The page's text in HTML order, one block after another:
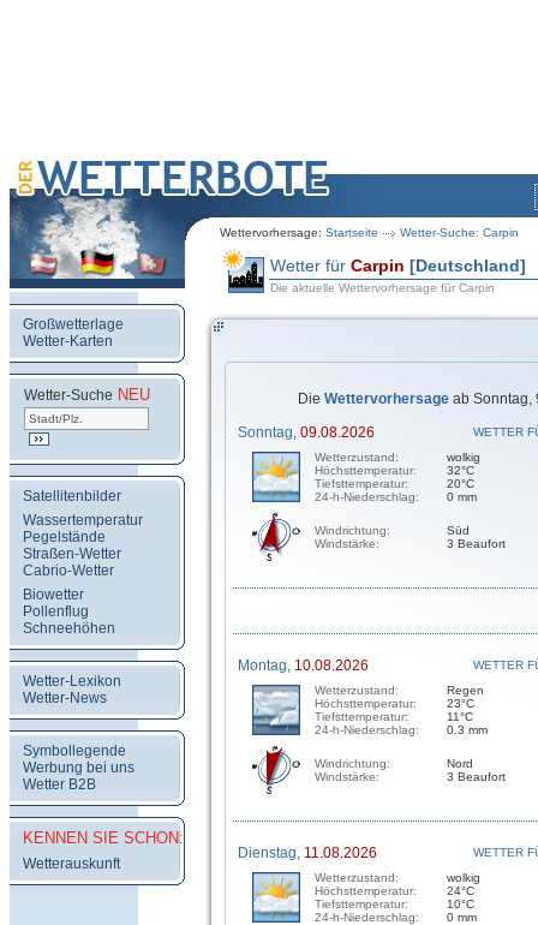
Wettervorhersage: Startseite Wetter-Suche: Carpin
Großwetterlage
Wetter-Karten
Wetter-Suche NEU
Satellitenbilder
Wassertemperatur
Pegelstände
Straßen-Wetter
Cabrio-Wetter
Biowetter
Pollenflug
Schneehöhen
Wetter-Lexikon
Wetter-News
Symbollegende
Werbung bei uns
Wetter B2B
KENNEN SIE SCHON:
Wetterauskunft
Wetter für Carpin [Deutschland]
Die aktuelle Wettervorhersage für Carpin
Die Wettervorhersage ab Sonntag,
Sonntag, 09.08.2026
WETTER
Wetterzustand:
Höchsttemperatur:
Tiefsttemperatur:
24-h-Niederschlag:
wolkig
32°C
20°C
0 mm
Windrichtung:
Windstärke:
Süd
3 Beaufort
Montag, 10.08.2026
WETTER
Wetterzustand:
Höchsttemperatur:
Tiefsttemperatur:
24-h-Niederschlag:
Regen
23°C
11°C
0.3 mm
Windrichtung:
Windstärke:
Nord
3 Beaufort
Dienstag, 11.08.2026
WETTER
Wetterzustand:
Höchsttemperatur:
Tiefsttemperatur:
24-h-Niederschlag:
wolkig
24°C
10°C
0 mm